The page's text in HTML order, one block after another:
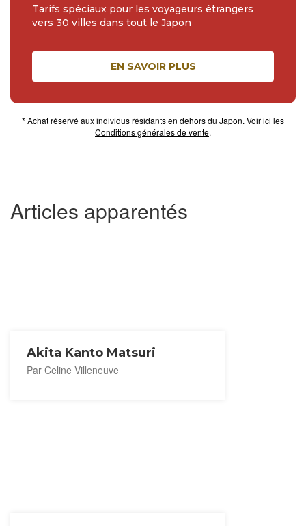
Articles apparentés
Akita Kanto Matsuri
Par Celine Villeneuve
Tarifs spéciaux pour les voyageurs étrangers
vers 30 villes dans tout le Japon
EN SAVOIR PLUS
* Achat réservé aux individus résidants en dehors du Japon. Voir ici les
Conditions générales de vente.